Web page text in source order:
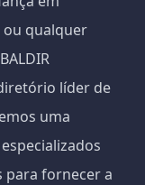
ou qualquer
líder de
uma
para fornecer a